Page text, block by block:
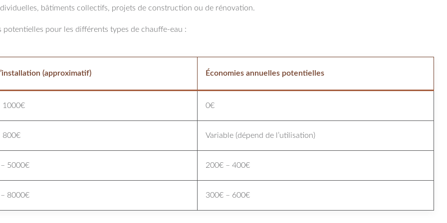
bâtiments collectifs, projets de construction ou de rénovation.
pour les différents types de chauffe-eau :
(approximatif) Économies annuelles potentielles
1000€ 0€
800€ Variable (dépend de l’utilisation)
5000€ 200€ – 400€
8000€ 300€ – 600€